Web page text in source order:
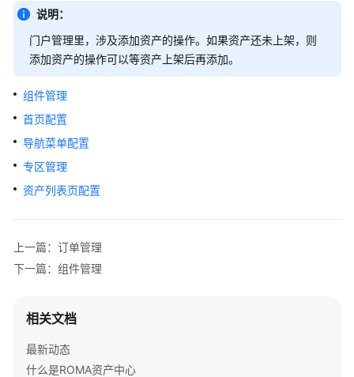
品
介
绍
快
速
入
门
用
户
资
供
操
作
说明：
门户管理里，涉及添加资产的操作。如果资产还未上架，则
添加资产的操作可以等资产上架后再添加。
组件管理
首页配置
导航菜单配置
专区管理
资产列表页配置
上一篇：订单管理
下一篇：组件管理
相关文档
最新动态
什么是ROMA资产中心